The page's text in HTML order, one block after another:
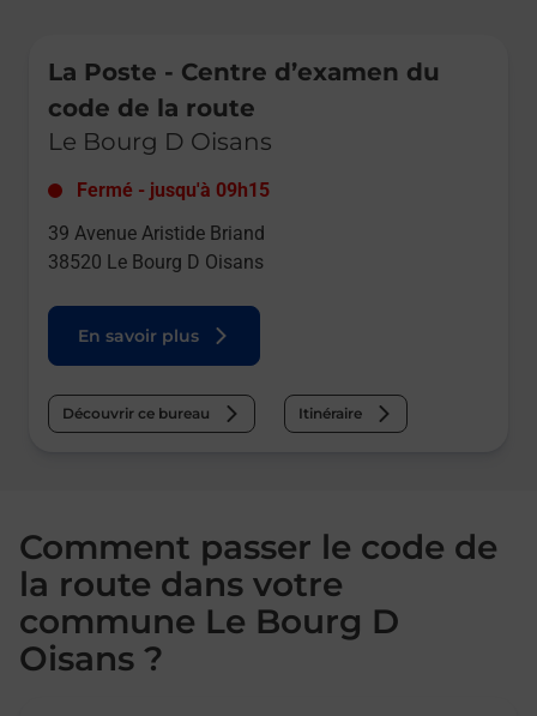
La Poste - Centre d’examen du
code de la route
Le Bourg D Oisans
Fermé - jusqu'à 09h15
39 Avenue Aristide Briand
38520 Le Bourg D Oisans
En savoir plus
Découvrir ce bureau Itinéraire
Comment passer le code de
la route dans votre
commune Le Bourg D
Oisans ?